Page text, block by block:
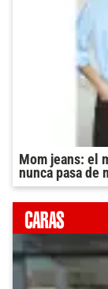
Mom jeans: el
nunca pasa de